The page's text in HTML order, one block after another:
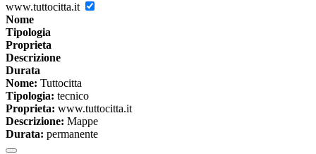
www.tuttocitta.it
Nome
Tipologia
Proprieta
Descrizione
Durata
Nome: Tuttocitta
Tipologia: tecnico
Proprieta: www.tuttocitta.it
Descrizione: Mappe
Durata: permanente